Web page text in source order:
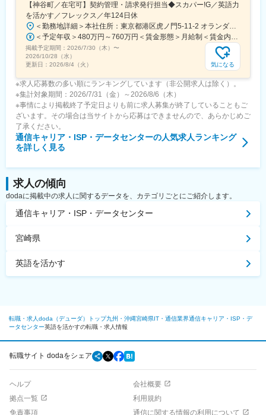
【神谷町／在宅可】契約管理・請求発行担当◆スカパー!G／英語力
を活かす／フレックス／年124日休
＜勤務地詳細＞本社住所：東京都港区虎ノ門5-11-2 オランダヒルズ森タワー19F勤務地最寄駅：日比谷線／神谷町駅受動喫煙対策：屋内全面禁煙変更の範囲：会社の定める事業所（リモートワーク含む）
＜予定年収＞480万円～760万円＜賃金形態＞月給制＜賃金内訳＞月額（基本給）：240,000円～379,000円＜月給＞240,000円～379,000円＜昇給有無＞有＜残業手当＞有＜給与補足＞※上記想定年収は、月20時間の残業及び年間月額基本給6ヶ月分の賞与を見込んだ金額です。※前職給与考慮します。また上記金額は選考を通じて前後する可能性があります。■賞与：あり（半期ごとの実績に応じて支給）賃金はあくまでも目安の金額であり、選考を通じて上下する可能性があります。月給(月額)は固定手当を含めた表記です。
掲載予定期間： 2026/7/30（木） 〜
2026/10/28（水）
更新日： 2026/8/4（火） 気になる
※求人応募数の多い順にランキングしています（非公開求人は除く）。
※集計対象期間：2026/7/31（金）～2026/8/6（木）
※事情により掲載終了予定日よりも前に求人募集が終了していることもご
ざいます。その場合は当サイトから応募はできませんので、あらかじめご
了承ください。
通信キャリア・ISP・データセンターの人気求人ランキング
を詳しく見る
求人の傾向
dodaに掲載中の求人に関するデータを、カテゴリごとにご紹介します。
通信キャリア・ISP・データセンター
宮崎県
英語を活かす
転職・求人doda（デューダ）トップ九州・沖縄宮崎県IT・通信業界通信キャリア・ISP・デ
ータセンター英語を活かすの転職・求人情報
転職サイト dodaをシェア
ヘルプ
会社概要
拠点一覧
利用規約
免責事項
通信に関する情報の利用について